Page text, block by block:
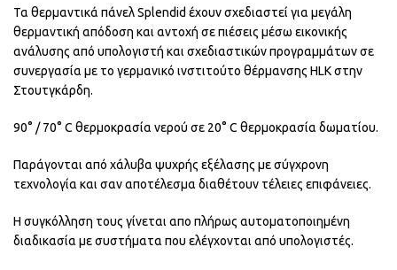
Τα θερμαντικά πάνελ Splendid έχουν σχεδιαστεί για μεγάλη
θερμαντική απόδοση και αντοχή σε πιέσεις μέσω εικονικής
ανάλυσης από υπολογιστή και σχεδιαστικών προγραμμάτων σε
συνεργασία με το γερμανικό ινστιτούτο θέρμανσης HLK στην
Στουτγκάρδη.
90° / 70° C θερμοκρασία νερού σε 20° C θερμοκρασία δωματίου.
Παράγονται από χάλυβα ψυχρής εξέλασης με σύγχρονη
τεχνολογία και σαν αποτέλεσμα διαθέτουν τέλειες επιφάνειες.
Η συγκόλληση τους γίνεται απο πλήρως αυτοματοποιημένη
διαδικασία με συστήματα που ελέγχονται από υπολογιστές.